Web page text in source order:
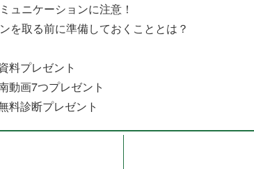
ュニケーションに注意！
を取る前に準備しておくこととは？
料プレゼント
動画7つプレゼント
料診断プレゼント